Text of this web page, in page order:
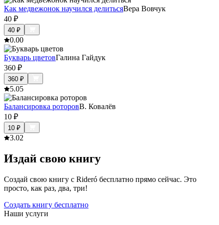
Как медвежонок научился делитьсяВера Вовчук
40 ₽
40 ₽
0.00
Букварь цветовГалина Гайдук
360 ₽
360 ₽
5.05
Балансировка роторовВ. Ковалёв
10 ₽
10 ₽
3.02
Издай свою книгу
Создай свою книгу с Rideró бесплатно прямо сейчас. Это
просто, как раз, два, три!
Создать книгу бесплатно
Наши услуги